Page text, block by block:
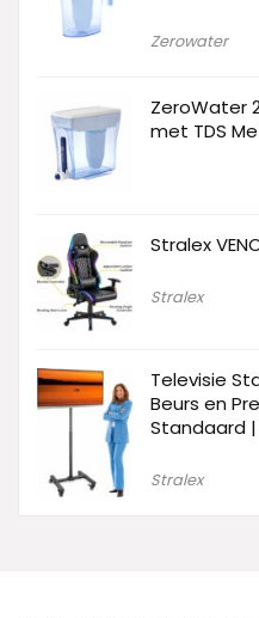
Zerowater
ZeroWater
met TDS
Stralex
Stralex
Televisie
Beurs en
Standaard
Stralex